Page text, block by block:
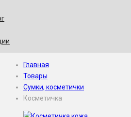
Главная
Товары
Сумки, косметички
Косметичка